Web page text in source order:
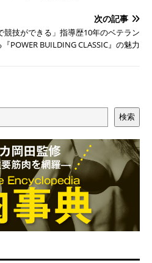
次の記事
競技ができる」指導歴10年のベテラン
POWER BUILDING CLASSIC』の魅力
検索